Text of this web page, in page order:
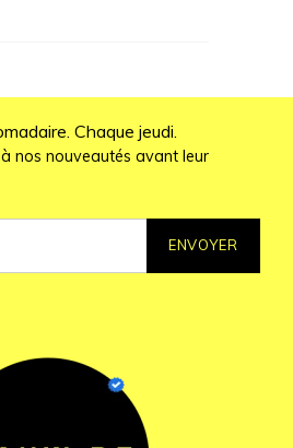
Chaque jeudi.
nos nouveautés avant leur
ENVOYER